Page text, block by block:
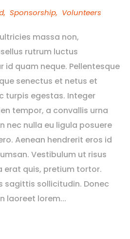
, Sponsorship, Volunteers
massa non,
rutrum luctus
id quam neque. Pellentesque
senectus et netus et
turpis egestas. Integer
tempor, a convallis urna
nec nulla eu ligula posuere
Aenean hendrerit eros id
Vestibulum ut risus
erat quis, pretium tortor.
sagittis sollicitudin. Donec
laoreet lorem...